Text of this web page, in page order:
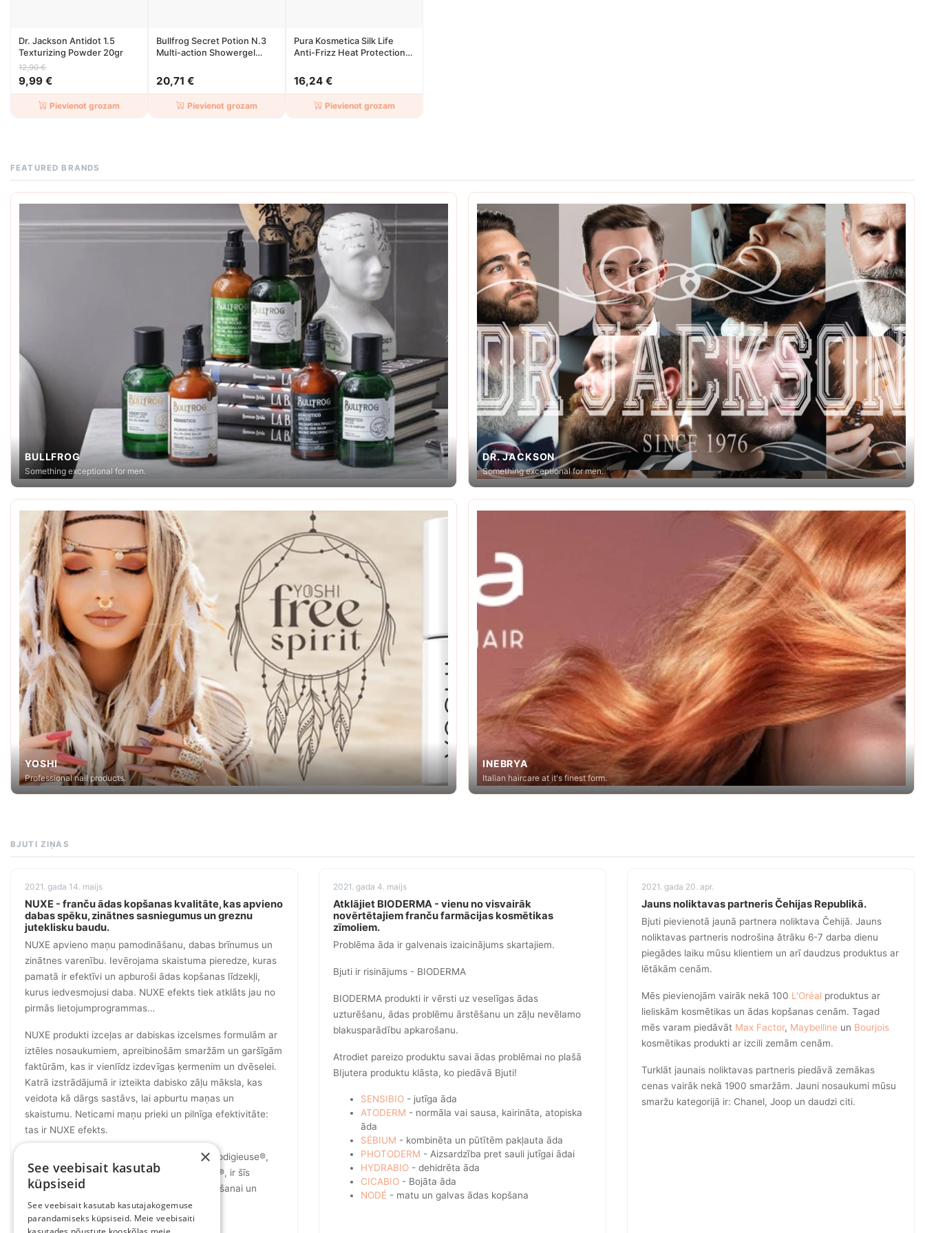
Dr. Jackson Antidot 1.5
Texturizing Powder 20gr
12,90 €
9,99 €
Pievienot grozam
Bullfrog Secret Potion N.3
Multi-action Showergel
20,71 €
Pievienot grozam
Pura Kosmetica Silk Life
Anti-Frizz Heat Protection
16,24 €
Pievienot grozam
FEATURED BRANDS
BULLFROG
Something exceptional for men.
DR. JACKSON
Something exceptional for men.
YOSHI
Professional nail products.
INEBRYA
Italian haircare at it's finest form.
BJUTI ZIŅAS
2021. gada 14. maijs
NUXE - franču ādas kopšanas kvalitāte, kas apvieno
dabas spēku, zinātnes sasniegumus un greznu
juteklisku baudu.
NUXE apvieno maņu pamodināšanu, dabas brīnumus un
zinātnes varenību. Ievērojama skaistuma pieredze, kuras
pamatā ir efektīvi un apburoši ādas kopšanas līdzekļi,
kurus iedvesmojusi daba. NUXE efekts tiek atklāts jau no
pirmās lietojumprogrammas…
NUXE produkti izceļas ar dabiskas izcelsmes formulām ar
iztēles nosaukumiem, apreibinošām smaržām un garšīgām
faktūrām, kas ir vienlīdz izdevīgas ķermenim un dvēselei.
Katrā izstrādājumā ir izteikta dabisko zāļu māksla, kas
veidota kā dārgs sastāvs, lai apburtu maņas un
skaistumu. Neticami maņu prieki un pilnīga efektivitāte:
tas ir NUXE efekts.
NUXE lielākie panākumi, piemēram, Huile Prodigieuse®,
Crème Fraîche® de Beauté un Rêve de Miel®, ir šīs
novatoriskās un jutekliskās pieejas ādas kopšanai un
skaistumam rezultāts.
Visus Nuxe produktus varat atrast šeit
2021. gada 4. maijs
Atklājiet BIODERMA - vienu no visvairāk
novērtētajiem franču farmācijas kosmētikas
zīmoliem.
Problēma āda ir galvenais izaicinājums skartajiem.
Bjuti ir risinājums - BIODERMA
BIODERMA produkti ir vērsti uz veselīgas ādas
uzturēšanu, ādas problēmu ārstēšanu un zāļu nevēlamo
blakusparādību apkarošanu.
Atrodiet pareizo produktu savai ādas problēmai no plašā
BIjutera produktu klāsta, ko piedāvā Bjuti!
SENSIBIO - jutīga āda
ATODERM - normāla vai sausa, kairināta, atopiska
āda
SÉBIUM - kombinēta un pūtītēm pakļauta āda
PHOTODERM - Aizsardzība pret sauli jutīgai ādai
HYDRABIO - dehidrēta āda
CICABIO - Bojāta āda
NODÉ - matu un galvas ādas kopšana
2021. gada 20. apr.
Jauns noliktavas partneris Čehijas Republikā.
Bjuti pievienotā jaunā partnera noliktava Čehijā. Jauns
noliktavas partneris nodrošina ātrāku 6-7 darba dienu
piegādes laiku mūsu klientiem un arī daudzus produktus ar
lētākām cenām.
Mēs pievienojām vairāk nekā 100 L'Oréal produktus ar
lieliskām kosmētikas un ādas kopšanas cenām. Tagad
mēs varam piedāvāt Max Factor, Maybelline un Bourjois
kosmētikas produkti ar izcili zemām cenām.
Turklāt jaunais noliktavas partneris piedāvā zemākas
cenas vairāk nekā 1900 smaržām. Jauni nosaukumi mūsu
smaržu kategorijā ir: Chanel, Joop un daudzi citi.
×
See veebisait kasutab
küpsiseid
See veebisait kasutab kasutajakogemuse
parandamiseks küpsiseid. Meie veebisaiti